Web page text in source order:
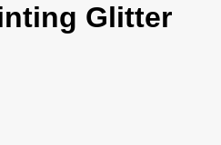
Glitter